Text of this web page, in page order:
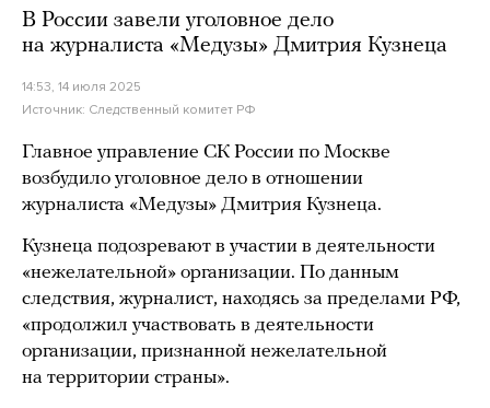
В России завели уголовное дело
на журналиста «Медузы» Дмитрия Кузнеца
14:53, 14 июля 2025
Источник: Следственный комитет РФ
Главное управление СК России по Москве
возбудило уголовное дело в отношении
журналиста «Медузы» Дмитрия Кузнеца.
Кузнеца подозревают в участии в деятельности
«нежелательной» организации. По данным
следствия, журналист, находясь за пределами РФ,
«продолжил участвовать в деятельности
организации, признанной нежелательной
на территории страны».